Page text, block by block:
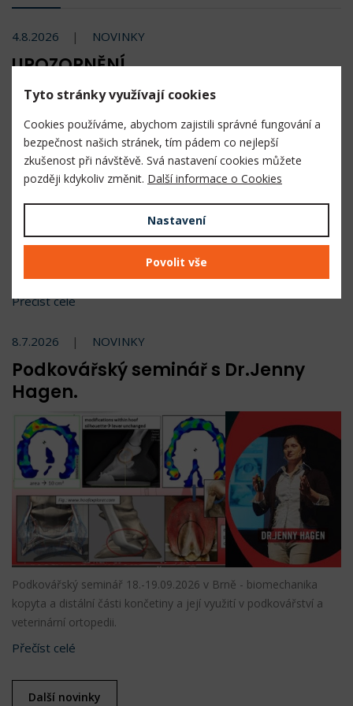
4.8.2026 NOVINKY
UPOZORNĚNÍ
Přednostně expedujeme objednávky uhrazené okamžitou
platbou QR kódem.
Přečíst celé
8.7.2026 NOVINKY
Podkovářský seminář s Dr.Jenny
Hagen.
Podkovářský seminář 18.-19.09.2026 v Brně - biomechanika
kopyta a distální části končetiny a její využití v podkovářství a
veterinární ortopedii.
Přečíst celé
Další novinky
Tyto stránky využívají cookies
Cookies používáme, abychom zajistili správné fungování a
bezpečnost našich stránek, tím pádem co nejlepší
zkušenost při návštěvě. Svá nastavení cookies můžete
později kdykoliv změnit. Další informace o Cookies
Nastavení
Povolit vše